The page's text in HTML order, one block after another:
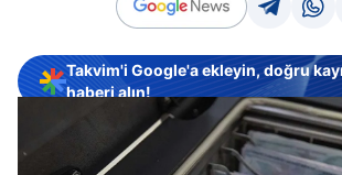
Takvim'i Google'a ekleyin, doğru
haberi alın!